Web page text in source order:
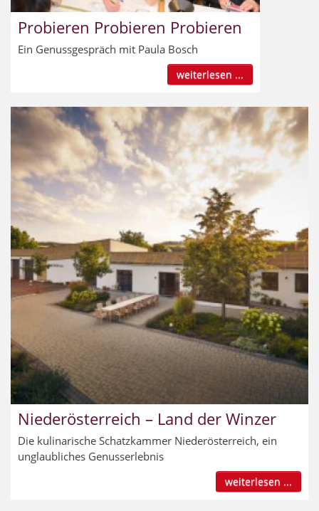
Probieren Probieren Probieren
Ein Genussgespräch mit Paula Bosch
weiterlesen ...
Niederösterreich – Land der Winzer
Die kulinarische Schatzkammer Niederösterreich, ein
unglaubliches Genusserlebnis
weiterlesen ...